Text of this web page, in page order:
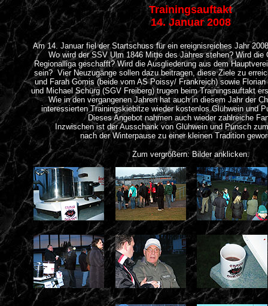
Trainingsauftakt
14. Januar 2008
Am 14. Januar fiel der Startschuss für ein ereignisreiches Jahr
Wo wird der SSV Ulm 1846 Mitte des Jahres stehen? Wird die
Regionalliga geschafft? Wird die Ausgliederung aus dem
sein? Vier Neuzugänge sollen dazu beitragen, diese Ziele zu
und Farah Gomis (beide vom AS Poissy/ Frankreich) sowie
und Michael Schürg (SGV Freiberg) trugen beim Trainingsauftakt
Wie in den vergangenen Jahren hat auch in diesem Jahr der
interessierten Trainingskiebitze wieder kostenlos Glühwein und
Dieses Angebot nahmen auch wieder zahlreiche
Inzwischen ist der Ausschank von Glühwein und Punsch
nach der Winterpause zu einer kleinen Tradition
Zum vergrößern: Bilder anklicken.